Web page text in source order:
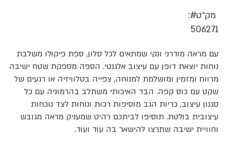
מק״ט
506271
עם מראה מודרני ונקי שמתאים לכל סלון, ספת פיקולו משלבת
נוחות יוצאת דופן עם עיצוב אלגנטי. הספה מספקת שטח ישיבה
מרווח ומזמין ומושלמת למנוחה, צפייה בטלוויזיה או רגעים של
שקט עם כוס קפה. הבד האיכותי משתלב בהרמוניה עם כל
סגנון עיצוב, כריות הגב מוסיפות רכות ונוחות לצד נוכחות
עיצובית בולטת. תוסיפו לביתכם רהיט שמעניק מראה מגובש
וחוויית ישיבה שתרצו להישאר בה עוד ועוד.